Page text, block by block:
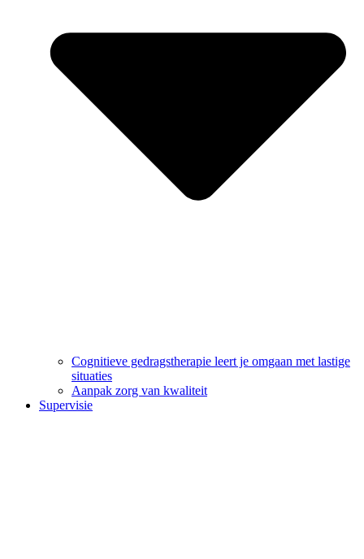
Cognitieve gedragstherapie leert je omgaan met lastige
situaties
Aanpak zorg van kwaliteit
Supervisie